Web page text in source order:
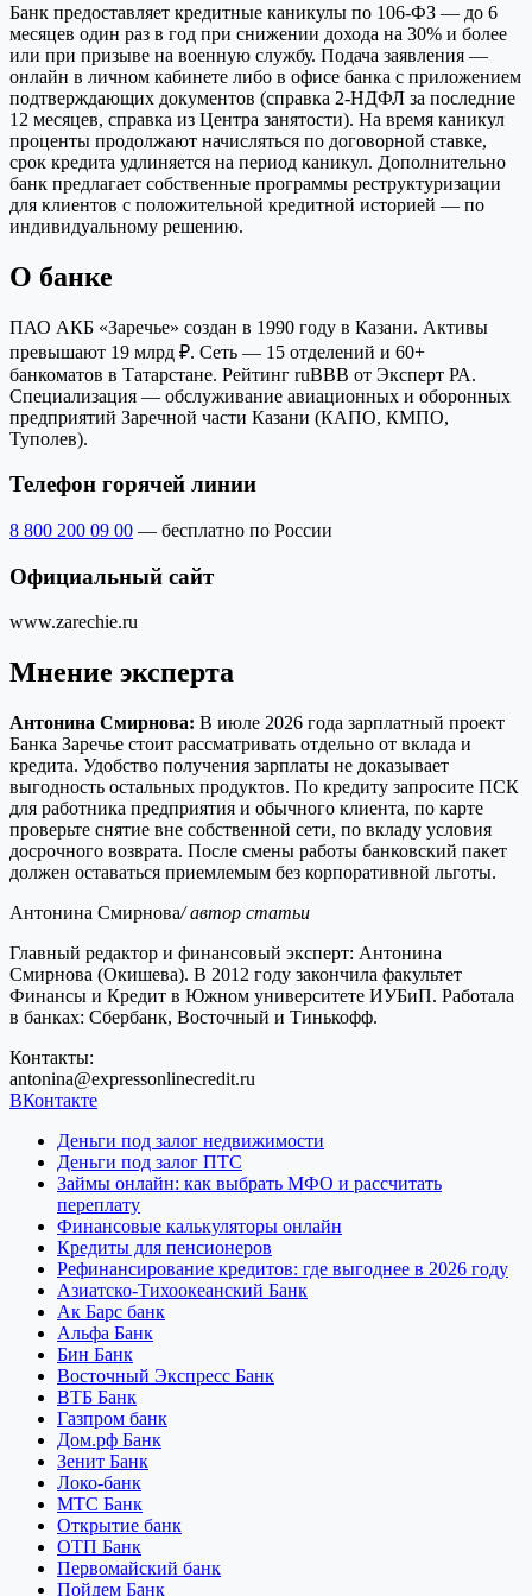
Банк предоставляет кредитные каникулы по 106‑ФЗ — до 6
месяцев один раз в год при снижении дохода на 30% и более
или при призыве на военную службу. Подача заявления —
онлайн в личном кабинете либо в офисе банка с приложением
подтверждающих документов (справка 2‑НДФЛ за последние
12 месяцев, справка из Центра занятости). На время каникул
проценты продолжают начисляться по договорной ставке,
срок кредита удлиняется на период каникул. Дополнительно
банк предлагает собственные программы реструктуризации
для клиентов с положительной кредитной историей — по
индивидуальному решению.
О банке
ПАО АКБ «Заречье» создан в 1990 году в Казани. Активы
превышают 19 млрд ₽. Сеть — 15 отделений и 60+
банкоматов в Татарстане. Рейтинг ruBBB от Эксперт РА.
Специализация — обслуживание авиационных и оборонных
предприятий Заречной части Казани (КАПО, КМПО,
Туполев).
Телефон горячей линии
8 800 200 09 00 — бесплатно по России
Официальный сайт
www.zarechie.ru
Мнение эксперта
Антонина Смирнова: В июле 2026 года зарплатный проект
Банка Заречье стоит рассматривать отдельно от вклада и
кредита. Удобство получения зарплаты не доказывает
выгодность остальных продуктов. По кредиту запросите ПСК
для работника предприятия и обычного клиента, по карте
проверьте снятие вне собственной сети, по вкладу условия
досрочного возврата. После смены работы банковский пакет
должен оставаться приемлемым без корпоративной льготы.
Антонина Смирнова/ автор статьи
Главный редактор и финансовый эксперт: Антонина
Смирнова (Окишева). В 2012 году закончила факультет
Финансы и Кредит в Южном университете ИУБиП. Работала
в банках: Сбербанк, Восточный и Тинькофф.
Контакты:
antonina@expressonlinecredit.ru
ВКонтакте
Деньги под залог недвижимости
Деньги под залог ПТС
Займы онлайн: как выбрать МФО и рассчитать
переплату
Финансовые калькуляторы онлайн
Кредиты для пенсионеров
Рефинансирование кредитов: где выгоднее в 2026 году
Азиатско-Тихоокеанский Банк
Ак Барс банк
Альфа Банк
Бин Банк
Восточный Экспресс Банк
ВТБ Банк
Газпром банк
Дом.рф Банк
Зенит Банк
Локо-банк
МТС Банк
Открытие банк
ОТП Банк
Первомайский банк
Пойдем Банк